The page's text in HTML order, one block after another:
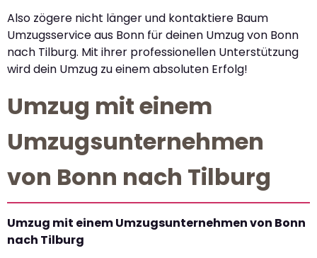
Also zögere nicht länger und kontaktiere Baum
Umzugsservice aus Bonn für deinen Umzug von Bonn
nach Tilburg. Mit ihrer professionellen Unterstützung
wird dein Umzug zu einem absoluten Erfolg!
Umzug mit einem
Umzugsunternehmen
von Bonn nach Tilburg
Umzug mit einem Umzugsunternehmen von Bonn
nach Tilburg